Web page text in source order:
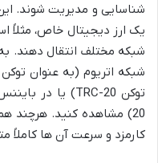
شناسایی و مدیریت شوند.
شبکه مختلف انتقال دهند.
20) مشاهده کنید. هرچند
کارمزد و سرعت آن ها کاملاً